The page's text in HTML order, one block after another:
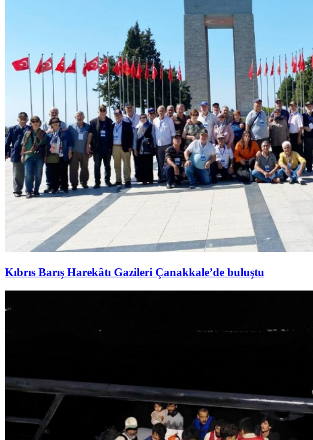
Kıbrıs Barış Harekâtı Gazileri Çanakkale’de buluştu